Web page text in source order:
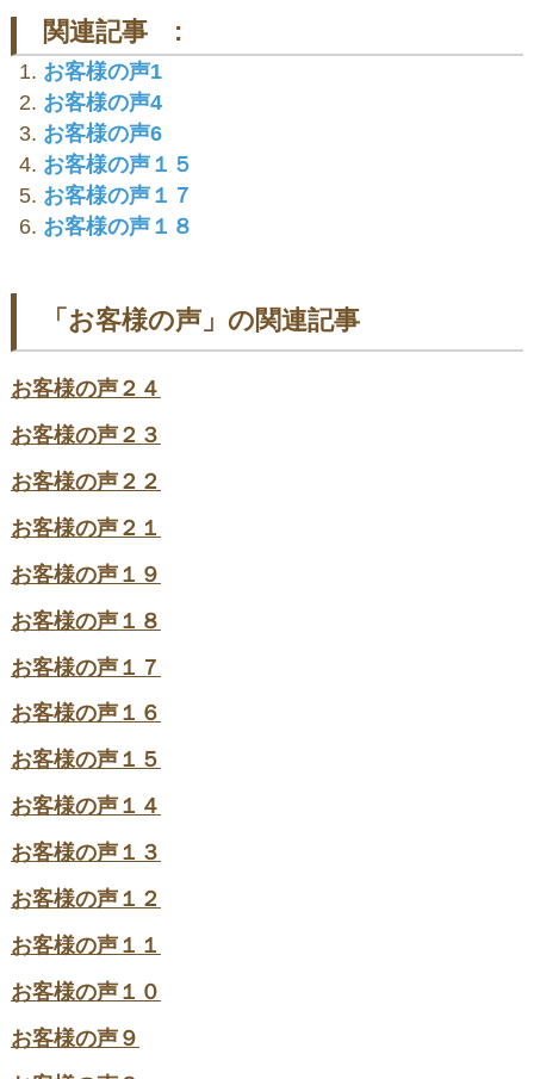
関連記事 :
お客様の声1
お客様の声4
お客様の声6
お客様の声１５
お客様の声１７
お客様の声１８
「お客様の声」の関連記事
お客様の声２４
お客様の声２３
お客様の声２２
お客様の声２１
お客様の声１９
お客様の声１８
お客様の声１７
お客様の声１６
お客様の声１５
お客様の声１４
お客様の声１３
お客様の声１２
お客様の声１１
お客様の声１０
お客様の声９